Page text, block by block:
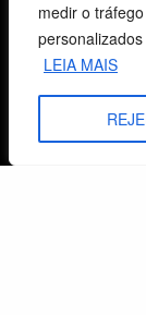
medir o
LEIA MAIS
Carrinho
Lista de Desejos
Termos e